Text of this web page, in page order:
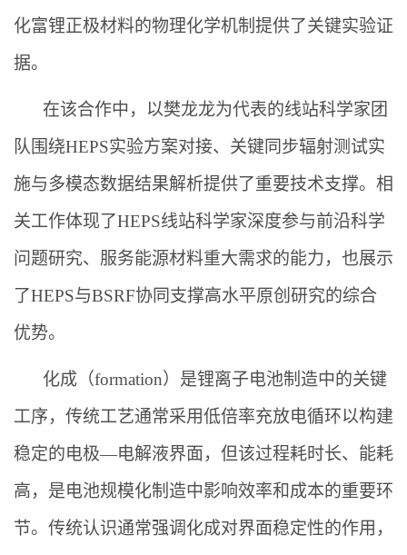
化富锂正极材料的物理化学机制提供了关键实验证
据。
在该合作中，以樊龙龙为代表的线站科学家团
队围绕HEPS实验方案对接、关键同步辐射测试实
施与多模态数据结果解析提供了重要技术支撑。相
关工作体现了HEPS线站科学家深度参与前沿科学
问题研究、服务能源材料重大需求的能力，也展示
了HEPS与BSRF协同支撑高水平原创研究的综合
优势。
化成（formation）是锂离子电池制造中的关键
工序，传统工艺通常采用低倍率充放电循环以构建
稳定的电极—电解液界面，但该过程耗时长、能耗
高，是电池规模化制造中影响效率和成本的重要环
节。传统认识通常强调化成对界面稳定性的作用，